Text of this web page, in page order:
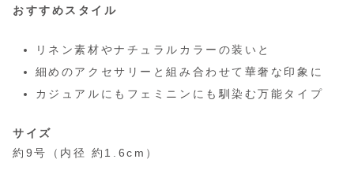
おすすめスタイル
リネン素材やナチュラルカラーの装いと
細めのアクセサリーと組み合わせて華奢な印象に
カジュアルにもフェミニンにも馴染む万能タイプ
サイズ
約9号（内径 約1.6cm）